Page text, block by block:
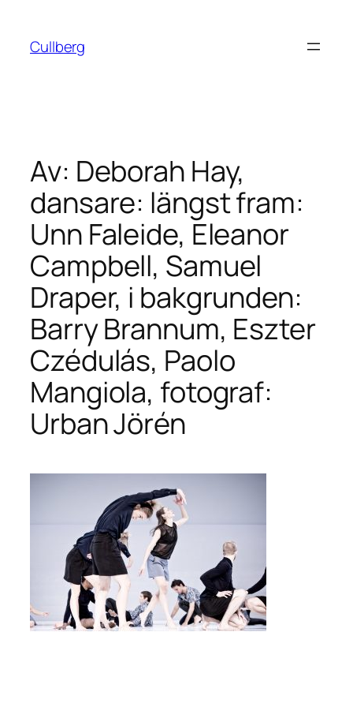
innehåll
Cullberg
Av: Deborah Hay,
dansare: längst fram:
Unn Faleide, Eleanor
Campbell, Samuel
Draper, i bakgrunden:
Barry Brannum, Eszter
Czédulás, Paolo
Mangiola, fotograf:
Urban Jörén